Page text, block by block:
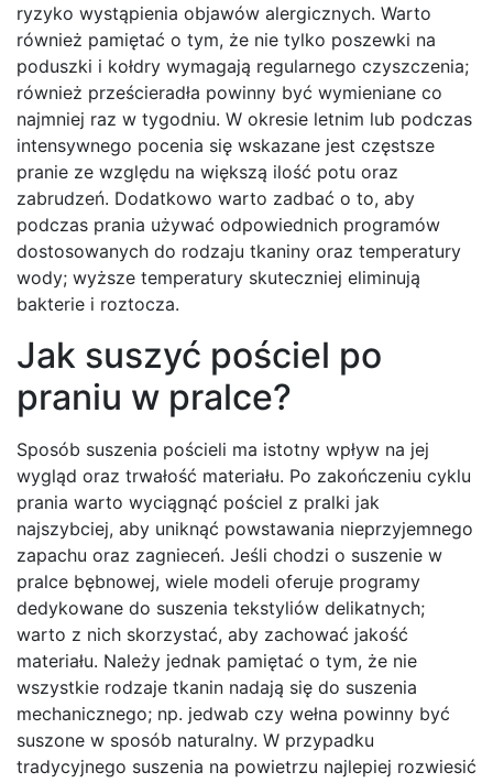
ryzyko wystąpienia objawów alergicznych. Warto
również pamiętać o tym, że nie tylko poszewki na
poduszki i kołdry wymagają regularnego czyszczenia;
również prześcieradła powinny być wymieniane co
najmniej raz w tygodniu. W okresie letnim lub podczas
intensywnego pocenia się wskazane jest częstsze
pranie ze względu na większą ilość potu oraz
zabrudzeń. Dodatkowo warto zadbać o to, aby
podczas prania używać odpowiednich programów
dostosowanych do rodzaju tkaniny oraz temperatury
wody; wyższe temperatury skuteczniej eliminują
bakterie i roztocza.
Jak suszyć pościel po
praniu w pralce?
Sposób suszenia pościeli ma istotny wpływ na jej
wygląd oraz trwałość materiału. Po zakończeniu cyklu
prania warto wyciągnąć pościel z pralki jak
najszybciej, aby uniknąć powstawania nieprzyjemnego
zapachu oraz zagnieceń. Jeśli chodzi o suszenie w
pralce bębnowej, wiele modeli oferuje programy
dedykowane do suszenia tekstyliów delikatnych;
warto z nich skorzystać, aby zachować jakość
materiału. Należy jednak pamiętać o tym, że nie
wszystkie rodzaje tkanin nadają się do suszenia
mechanicznego; np. jedwab czy wełna powinny być
suszone w sposób naturalny. W przypadku
tradycyjnego suszenia na powietrzu najlepiej rozwiesić